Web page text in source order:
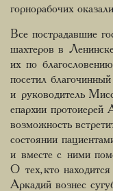
горнорабочих
Все пострадавшие
шахтеров в
их по
посетил
и руководитель
епархии
возможность
состоянии
и вместе с ними
О тех, кто
Аркадий вознес